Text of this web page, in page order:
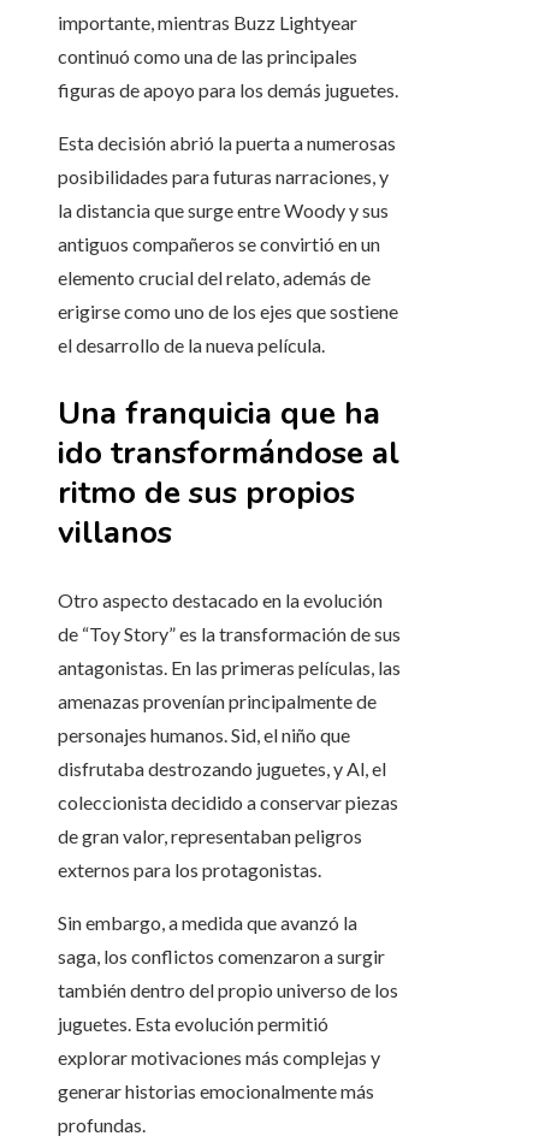
importante, mientras Buzz Lightyear
continuó como una de las principales
figuras de apoyo para los demás juguetes.
Esta decisión abrió la puerta a numerosas
posibilidades para futuras narraciones, y
la distancia que surge entre Woody y sus
antiguos compañeros se convirtió en un
elemento crucial del relato, además de
erigirse como uno de los ejes que sostiene
el desarrollo de la nueva película.
Una franquicia que ha
ido transformándose al
ritmo de sus propios
villanos
Otro aspecto destacado en la evolución
de “Toy Story” es la transformación de sus
antagonistas. En las primeras películas, las
amenazas provenían principalmente de
personajes humanos. Sid, el niño que
disfrutaba destrozando juguetes, y Al, el
coleccionista decidido a conservar piezas
de gran valor, representaban peligros
externos para los protagonistas.
Sin embargo, a medida que avanzó la
saga, los conflictos comenzaron a surgir
también dentro del propio universo de los
juguetes. Esta evolución permitió
explorar motivaciones más complejas y
generar historias emocionalmente más
profundas.